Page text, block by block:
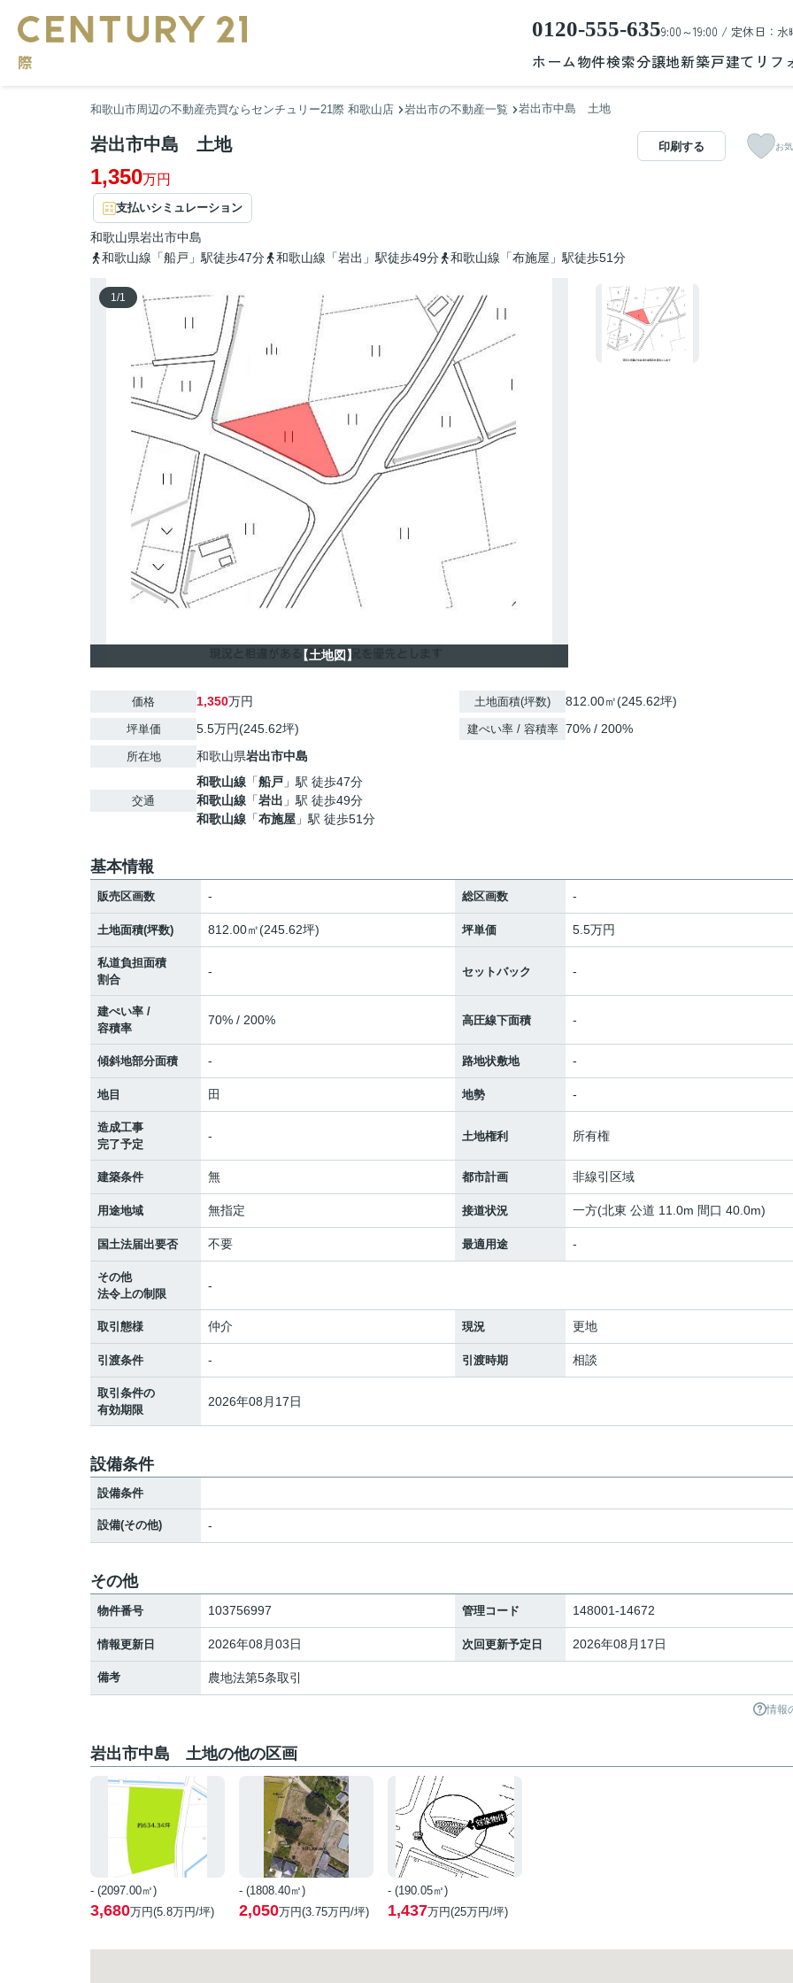
0120-555-6359:00～19:00 / 定休日：水
ホーム物件検索分譲地新築戸建て リフ
和歌山市周辺の不動産売買ならセンチュリー21際 和歌山店 岩出市の不動産一覧 岩出市中島 土地
岩出市中島 土地
1,350万円
支払いシミュレーション
和歌山県岩出市中島
和歌山線「船戸」駅徒歩47分
和歌山線「岩出」駅徒歩49分 和歌山線「布施屋」駅徒歩51分
印刷する お
1/1
【土地図】
価格 1,350万円
坪単価 5.5万円(245.62坪)
所在地 和歌山県岩出市中島
交通
和歌山線 「船戸 」駅 徒歩47分
和歌山線 「岩出 」駅 徒歩49分
和歌山線 「布施屋 」駅 徒歩51分
土地面積(坪数) 812.00㎡(245.62坪)
建ぺい率 / 容積率 70% / 200%
基本情報
販売区画数 - 総区画数 -
土地面積(坪数) 812.00㎡(245.62坪) 坪単価 5.5万円
私道負担面積
割合
- セットバック -
建ぺい率 /
容積率
70% / 200% 高圧線下面積 -
傾斜地部分面積 - 路地状敷地 -
地目 田 地勢 -
造成工事
完了予定
- 土地権利 所有権
建築条件 無 都市計画 非線引区域
用途地域 無指定 接道状況 一方(北東 公道 11.0m 間口 40.0m)
国土法届出要否 不要 最適用途 -
その他
法令上の制限
-
取引態様 仲介 現況 更地
引渡条件 - 引渡時期 相談
取引条件の
有効期限
2026年08月17日
設備条件
設備条件
設備(その他) -
その他
物件番号 103756997 管理コード 148001-14672
情報更新日 2026年08月03日 次回更新予定日 2026年08月17日
備考 農地法第5条取引
情報
岩出市中島 土地の他の区画
- (2097.00㎡)
3,680万円(5.8万円/坪)
- (1808.40㎡)
2,050万円(3.75万円/坪)
- (190.05㎡)
1,437万円(25万円/坪)